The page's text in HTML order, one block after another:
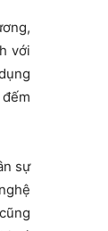
với
sự